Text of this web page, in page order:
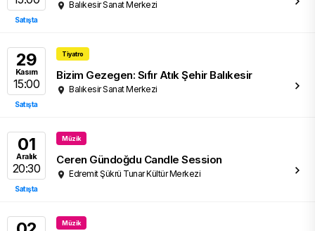
Satışta
Balıkesir Sanat Merkezi
29
Kasım
15:00
Satışta
Tiyatro
Bizim Gezegen: Sıfır Atık Şehir Balıkesir
Balıkesir Sanat Merkezi
01
Aralık
20:30
Satışta
Müzik
Ceren Gündoğdu Candle Session
Edremit Şükrü Tunar Kültür Merkezi
Müzik